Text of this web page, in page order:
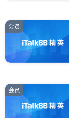
会员
会员